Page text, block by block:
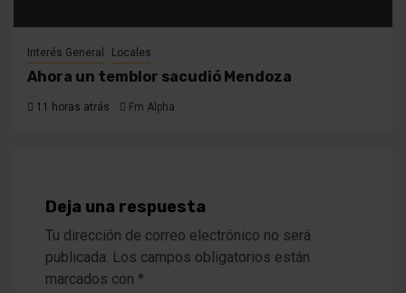
Interés General Locales
Ahora un temblor sacudió Mendoza
11 horas atrás Fm Alpha
Deja una respuesta
Tu dirección de correo electrónico no será
publicada. Los campos obligatorios están
marcados con *